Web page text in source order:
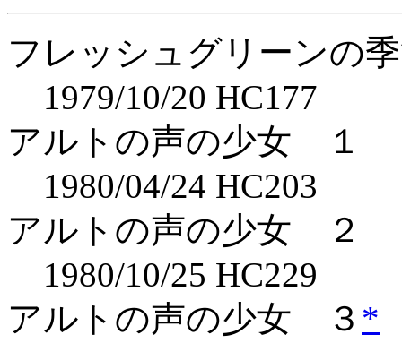
フレッシュグリーンの
1979/10/20 HC177
アルトの声の少女 １
1980/04/24 HC203
アルトの声の少女 ２
1980/10/25 HC229
アルトの声の少女 ３ *